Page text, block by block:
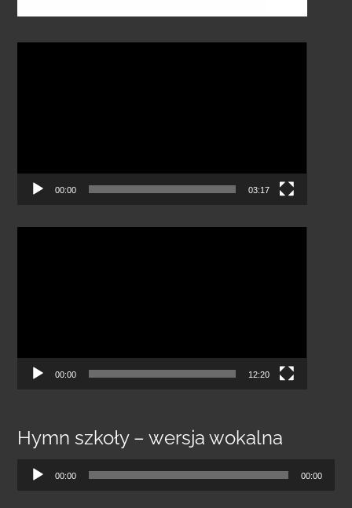
00:00 03:17
00:00 12:20
Hymn szkoły – wersja wokalna
Odtwarzacz
plików
00:00 00:00